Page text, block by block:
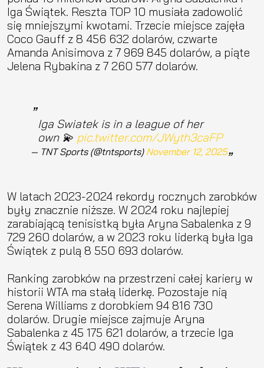
Iga Świątek. Reszta TOP 10 musiała zadowolić
się mniejszymi kwotami. Trzecie miejsce zajęła
Coco Gauff z 8 456 632 dolarów, czwarte
Amanda Anisimova z 7 969 845 dolarów, a piąte
Jelena Rybakina z 7 260 577 dolarów.
Iga Swiatek is in a league of her
own 💫 pic.twitter.com/JWyth3caFP
— TNT Sports (@tntsports) November 12, 2025
W latach 2023-2024 rekordy rocznych zarobków
były znacznie niższe. W 2024 roku najlepiej
zarabiającą tenisistką była Aryna Sabalenka z 9
729 260 dolarów, a w 2023 roku liderką była Iga
Świątek z pulą 8 550 693 dolarów.
Ranking zarobków na przestrzeni całej kariery w
historii WTA ma stałą liderkę. Pozostaje nią
Serena Williams z dorobkiem 94 816 730
dolarów. Drugie miejsce zajmuje Aryna
Sabalenka z 45 175 621 dolarów, a trzecie Iga
Świątek z 43 640 490 dolarów.